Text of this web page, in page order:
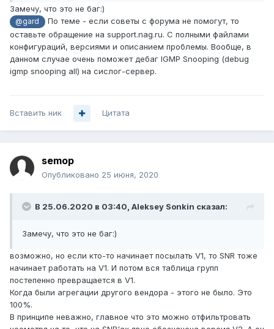
Замечу, что это не баг:)
@gard
По теме - если советы с форума не помогут, то
оставьте обращение на support.nag.ru. С полными файлами
конфигураций, версиями и описанием проблемы. Вообще, в
данном случае очень поможет дебаг IGMP Snooping (debug
igmp snooping all) на сислог-сервер.
Вставить ник Цитата
semop
Опубликовано 25 июня, 2020
В 25.06.2020 в 03:40, Aleksey Sonkin сказал:
Замечу, что это не баг:)
возможно, но если кто-то начинает посылать V1, то SNR тоже
начинает работать на V1. И потом вся таблица групп
постепенно превращается в V1.
Когда были агрегации другого вендора - этого не было. Это
100%.
В принципе неважно, главное что это можно отфильтровать